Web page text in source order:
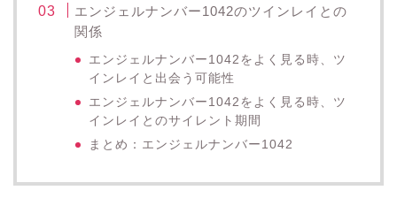
エンジェルナンバー1042のツインレイとの
関係
エンジェルナンバー1042をよく見る時、ツ
インレイと出会う可能性
エンジェルナンバー1042をよく見る時、ツ
インレイとのサイレント期間
まとめ：エンジェルナンバー1042